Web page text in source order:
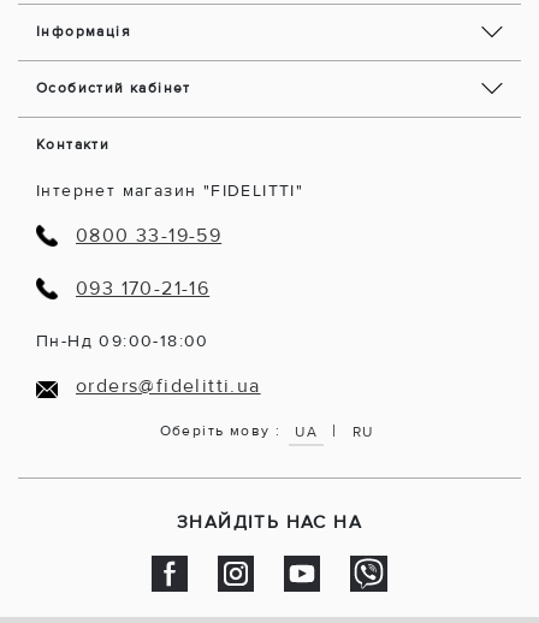
Інформація
Особистий кабінет
Контакти
Інтернет магазин "FIDELITTI"
0800 33-19-59
093 170-21-16
Пн-Нд 09:00-18:00
orders@fidelitti.ua
Оберіть мову : UA | RU
ЗНАЙДІТЬ НАС НА